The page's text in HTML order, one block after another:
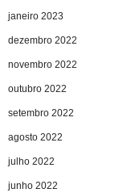
janeiro 2023
dezembro 2022
novembro 2022
outubro 2022
setembro 2022
agosto 2022
julho 2022
junho 2022